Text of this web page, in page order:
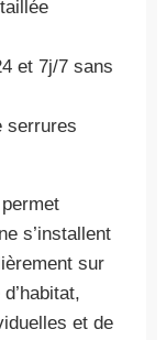
et 7j/7 sans
serrures
s’installent
sur
et de